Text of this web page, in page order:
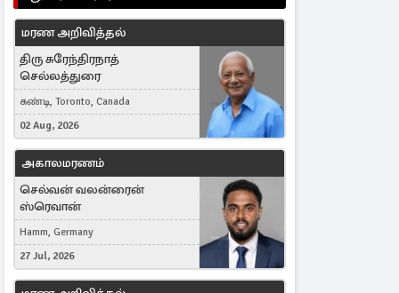
மரண அறிவித்தல்
திருமதி ஞானேஸ்வரி வஜிரா
வல்வெட்டி, Jaffna, Newbury Park,
United Kingdom
04 Aug, 2026
5ம் ஆண்டு நினைவஞ்சலி
அமரர் பராசக்தி இராசநாயகம்
அரியாலை, தெல்லிப்பழை,
Montreal, Canada
06 Aug, 2021
1ம் ஆண்டு நினைவஞ்சலி